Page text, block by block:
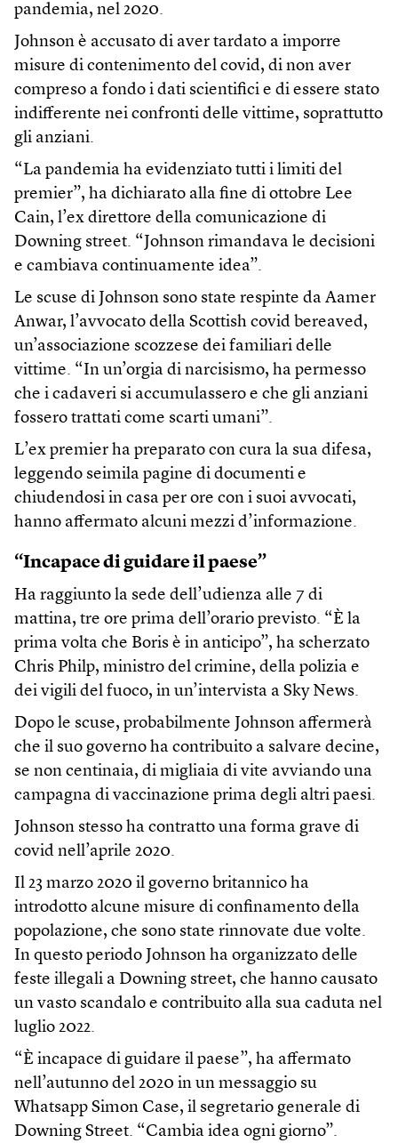
pandemia, nel 2020.
Johnson è accusato di aver tardato a imporre
misure di contenimento del covid, di non aver
compreso a fondo i dati scientifici e di essere stato
indifferente nei confronti delle vittime, soprattutto
gli anziani.
“La pandemia ha evidenziato tutti i limiti del
premier”, ha dichiarato alla fine di ottobre Lee
Cain, l’ex direttore della comunicazione di
Downing street. “Johnson rimandava le decisioni
e cambiava continuamente idea”.
Le scuse di Johnson sono state respinte da Aamer
Anwar, l’avvocato della Scottish covid bereaved,
un’associazione scozzese dei familiari delle
vittime. “In un’orgia di narcisismo, ha permesso
che i cadaveri si accumulassero e che gli anziani
fossero trattati come scarti umani”.
L’ex premier ha preparato con cura la sua difesa,
leggendo seimila pagine di documenti e
chiudendosi in casa per ore con i suoi avvocati,
hanno affermato alcuni mezzi d’informazione.
“Incapace di guidare il paese”
Ha raggiunto la sede dell’udienza alle 7 di
mattina, tre ore prima dell’orario previsto. “È la
prima volta che Boris è in anticipo”, ha scherzato
Chris Philp, ministro del crimine, della polizia e
dei vigili del fuoco, in un’intervista a Sky News.
Dopo le scuse, probabilmente Johnson affermerà
che il suo governo ha contribuito a salvare decine,
se non centinaia, di migliaia di vite avviando una
campagna di vaccinazione prima degli altri paesi.
Johnson stesso ha contratto una forma grave di
covid nell’aprile 2020.
Il 23 marzo 2020 il governo britannico ha
introdotto alcune misure di confinamento della
popolazione, che sono state rinnovate due volte.
In questo periodo Johnson ha organizzato delle
feste illegali a Downing street, che hanno causato
un vasto scandalo e contribuito alla sua caduta nel
luglio 2022.
“È incapace di guidare il paese”, ha affermato
nell’autunno del 2020 in un messaggio su
Whatsapp Simon Case, il segretario generale di
Downing Street. “Cambia idea ogni giorno”.